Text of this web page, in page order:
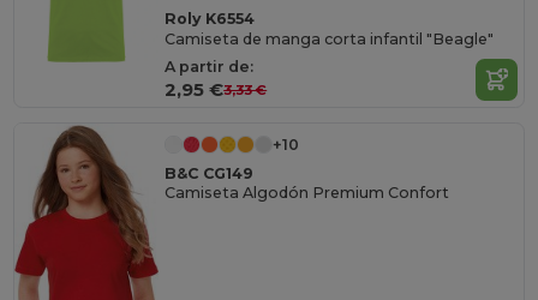
Roly K6554
Camiseta de manga corta infantil "Beagle"
A partir de:
2,95 €3,33 €
+10
B&C CG149
Camiseta Algodón Premium Confort